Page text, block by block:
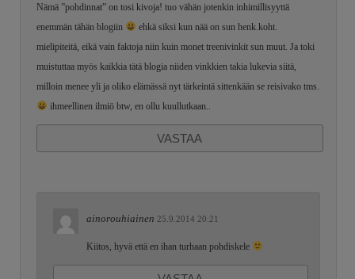
Nämä ”pohdinnat” on tosi kivoja! tuo vähän jotenkin inhimillisyyttä
enemmän tähän blogiin
ehkä siksi kun nää on sun henk.koht.
mielipiteitä, eikä vain faktoja niin kuin monet treenivinkit sun muut. Ja toki
muistuttaa myös kaikkia tätä blogia niiden vinkkien takia lukevia siitä,
milloin menee yli ja oliko elämässä nyt tärkeintä sittenkään se reisivako tms.
ihmeellinen ilmiö btw, en ollu kuullutkaan..
VASTAA
ainorouhiainen 25.9.2014 20:21
Kiitos, hyvä että en ihan turhaan pohdiskele